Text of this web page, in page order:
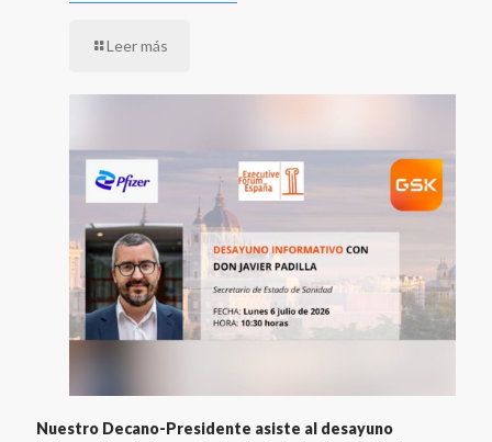
Leer más
Nuestro Decano-Presidente asiste al desayuno